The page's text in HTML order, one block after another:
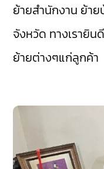
ย้ายสำนักงาน ย้า
จังหวัด ทางเรายิน
ย้ายต่างๆแก่ลูกค้า